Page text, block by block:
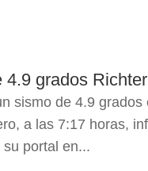
4.9 grados
sismo de 4.9
a las 7:17 horas,
portal en...